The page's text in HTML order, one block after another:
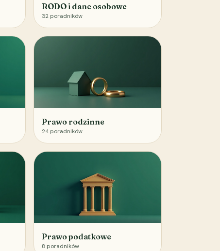
RODO i dane osobowe
32 poradników
Prawo rodzinne
24 poradników
Prawo podatkowe
8 poradników